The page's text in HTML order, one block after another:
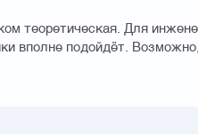
теоретическая. Для
вполне подойдёт.